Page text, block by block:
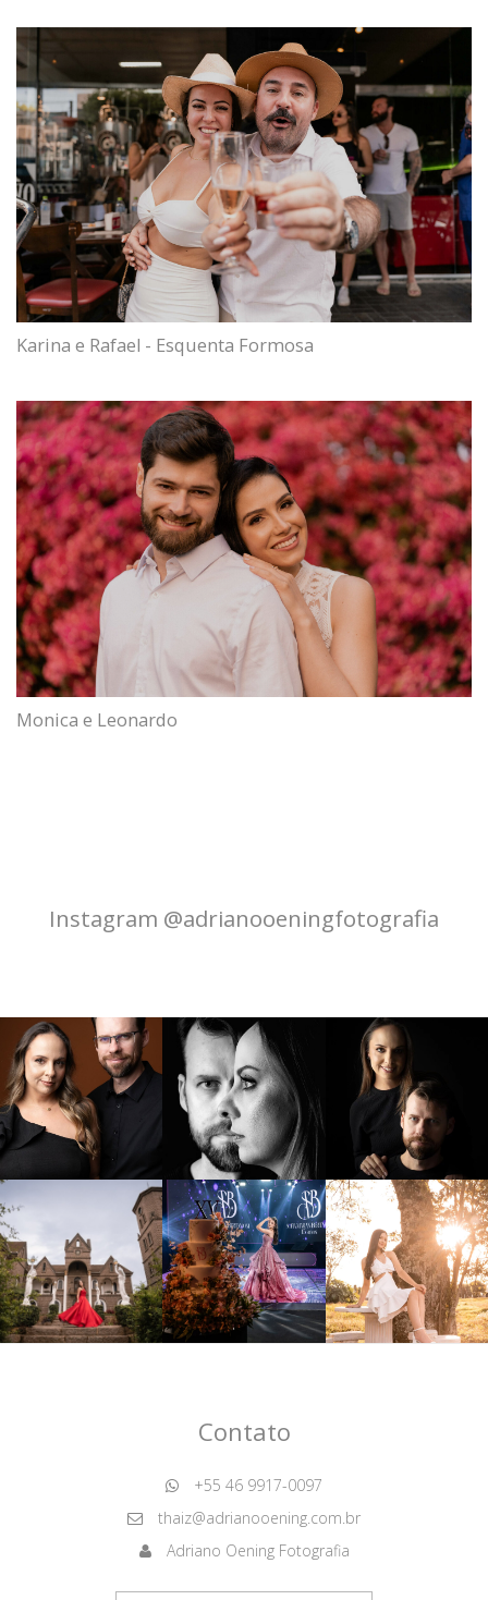
Karina e Rafael - Esquenta Formosa
Monica e Leonardo
Instagram @adrianooeningfotografia
Contato
+55 46 9917-0097
thaiz@adrianooening.com.br
Adriano Oening Fotografia